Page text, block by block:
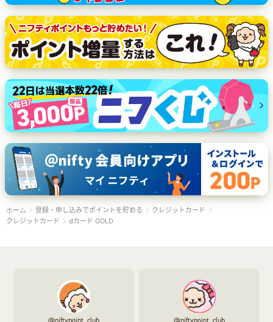
ホーム 登録・申し込みでポイントを貯める
クレジットカード
クレジットカード
dカード GOLD